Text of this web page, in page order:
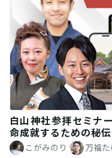
白山神社参拝セミナ
命成就するための秘
こがみのり 万福た